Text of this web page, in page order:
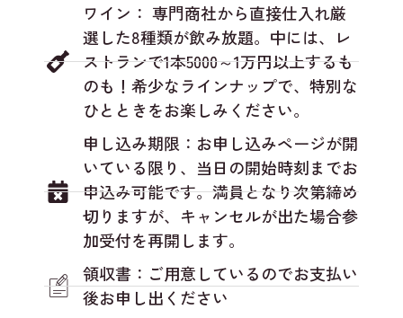
ワイン： 専門商社から直接仕入れ厳
選した8種類が飲み放題。中には、レ
ストランで1本5000～1万円以上するも
のも！希少なラインナップで、特別な
ひとときをお楽しみください。
申し込み期限：お申し込みページが開
いている限り、当日の開始時刻までお
申込み可能です。満員となり次第締め
切りますが、キャンセルが出た場合参
加受付を再開します。
領収書：ご用意しているのでお支払い
後お申し出ください